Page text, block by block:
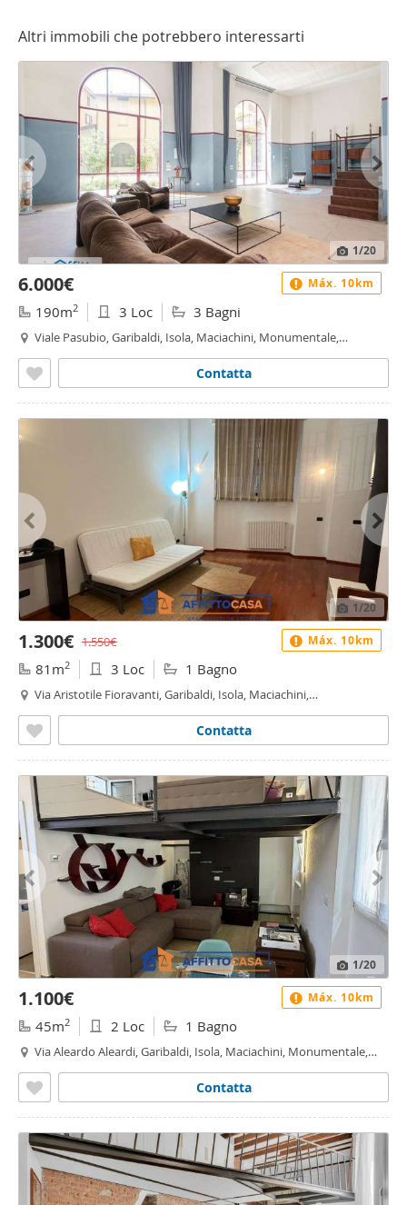
Altri immobili che potrebbero interessarti
1/20
6.000€
190m2 3 Loc 3 Bagni
Viale Pasubio, Garibaldi, Isola, Maciachini, Monumentale,
Contatta
Máx. 10km
1/20
1.300€ 1.550€
81m2 3 Loc 1 Bagno
Via Aristotile Fioravanti, Garibaldi, Isola, Maciachini,
Contatta
Máx. 10km
1/20
1.100€
45m2 2 Loc 1 Bagno
Via Aleardo Aleardi, Garibaldi, Isola, Maciachini, Monumentale,
Contatta
Máx. 10km